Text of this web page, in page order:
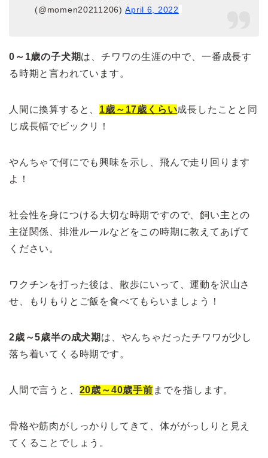
(@momen20211206)April 6, 2022
0～1歳の子犬期は、チワワの生涯の中で、一番成長す
る時期と言われています。
人間に換算すると、 1歳～17歳くらい成長したことと同
じ成長幅でビックリ！
やんちゃで何にでも興味を示し、飛んで走り回ります
よ！
社会性を身につける大切な時期ですので、飼い主との
主従関係、排泄ルールなどをこの時期に教えてあげて
ください。
ワクチンを打った後は、散歩にいって、運動を沢山さ
せ、もりもりとご飯を食べてもらいましょう！
2歳～5歳半の成犬期 は、やんちゃだったチワワが少し
落ち着いてくる時期です。
人間で言うと、 20歳～40歳手前 までを指します。
骨格や筋肉がしっかりしてきて、体ががっしりと見え
てくることでしょう。